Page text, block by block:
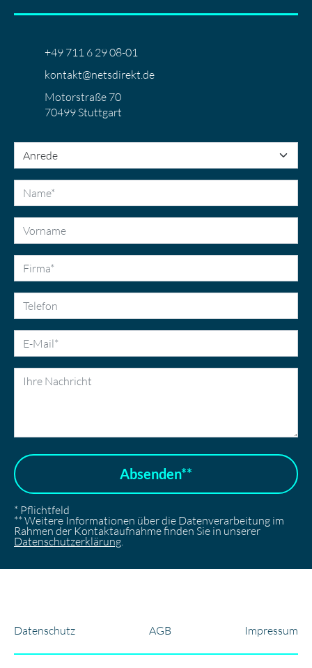
+49 711 6 29 08-01
kontakt@netsdirekt.de
Motorstraße 70
70499 Stuttgart
Absenden**
* Pflichtfeld
** Weitere Informationen über die Datenverarbeitung im
Rahmen der Kontaktaufnahme finden Sie in unserer
Datenschutzerklärung.
Datenschutz AGB Impressum